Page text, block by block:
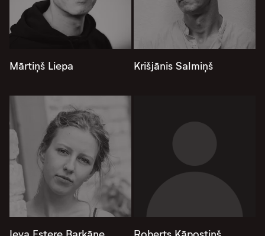
Mārtiņš Liepa Krišjānis Salmiņš